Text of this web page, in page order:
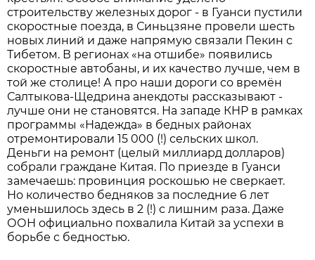
строительству железных дорог - в Гуанси пустили
скоростные поезда, в Синьцзяне провели шесть
новых линий и даже напрямую связали Пекин с
Тибетом. В регионах «на отшибе» появились
скоростные автобаны, и их качество лучше, чем в
той же столице! А про наши дороги со времён
Салтыкова-Щедрина анекдоты рассказывают -
лучше они не становятся. На западе КНР в рамках
программы «Надежда» в бедных районах
отремонтировали 15 000 (!) сельских школ.
Деньги на ремонт (целый миллиард долларов)
собрали граждане Китая. По приезде в Гуанси
замечаешь: провинция роскошью не сверкает.
Но количество бедняков за последние 6 лет
уменьшилось здесь в 2 (!) с лишним раза. Даже
ООН официально похвалила Китай за успехи в
борьбе с бедностью.